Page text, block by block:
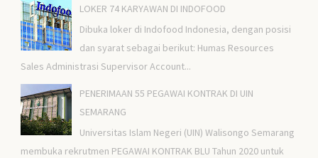
LOKER 74 KARYAWAN DI INDOFOOD
Dibuka loker di Indofood Indonesia, dengan posisi
dan syarat sebagai berikut: Humas Resources
Sales Administrasi Supervisor Account...
PENERIMAAN 55 PEGAWAI KONTRAK DI UIN
SEMARANG
Universitas Islam Negeri (UIN) Walisongo Semarang
membuka rekrutmen PEGAWAI KONTRAK BLU Tahun 2020 untuk